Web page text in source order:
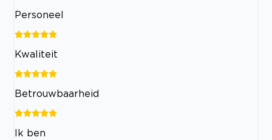
Personeel
Kwaliteit
Betrouwbaarheid
Ik ben